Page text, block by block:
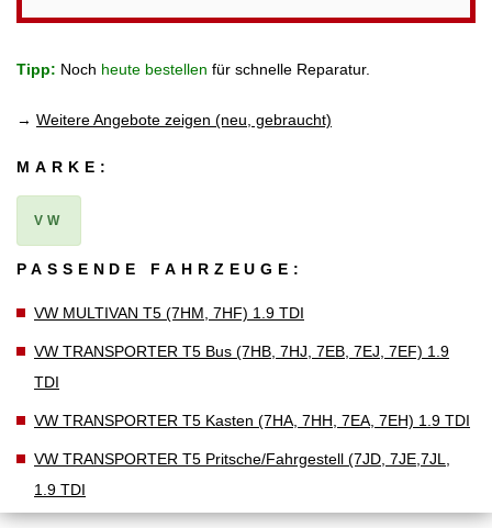
Tipp: Noch heute bestellen für schnelle Reparatur.
→ Weitere Angebote zeigen (neu, gebraucht)
MARKE:
VW
PASSENDE FAHRZEUGE:
VW MULTIVAN T5 (7HM, 7HF) 1.9 TDI
VW TRANSPORTER T5 Bus (7HB, 7HJ, 7EB, 7EJ, 7EF) 1.9
TDI
VW TRANSPORTER T5 Kasten (7HA, 7HH, 7EA, 7EH) 1.9 TDI
VW TRANSPORTER T5 Pritsche/Fahrgestell (7JD, 7JE,7JL,
1.9 TDI